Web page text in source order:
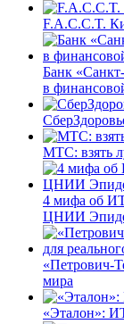
F.A.C.C.T.
Банк
в
МТС: взять
4 мифа об
ЦНИИ
«Петрович-
мира
«Эталон»: